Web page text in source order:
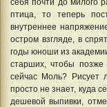
птица, то теперь
внутреннее
остром взгляде, в
годы юноши из
старших, чтобы позже
сейчас Моль? Рисует
просто не знает, куда
дешевой выпивки,